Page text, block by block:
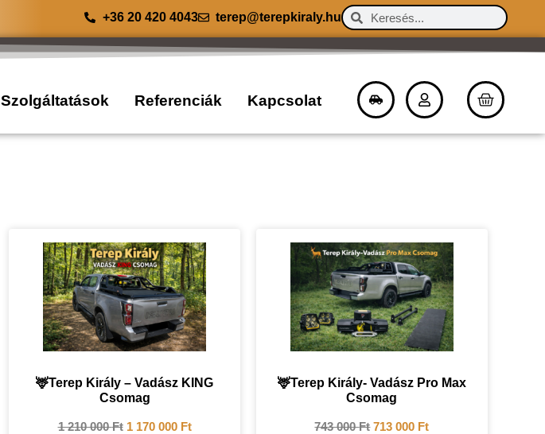
+36 20 420 4043 terep@terepkiraly.hu
Szolgáltatások Referenciák Kapcsolat
🦌Terep Király – Vadász KING
Csomag
1 210 000Ft 1 170 000 Ft
🦌Terep Király- Vadász Pro Max
Csomag
743 000Ft 713 000 Ft